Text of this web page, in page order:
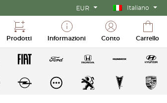
EUR Italiano
Prodotti Informazioni Conto Carrello